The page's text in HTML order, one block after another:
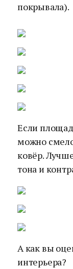
покрывала).
Если
можно
ковёр.
тона и
А как вы
интерьера?